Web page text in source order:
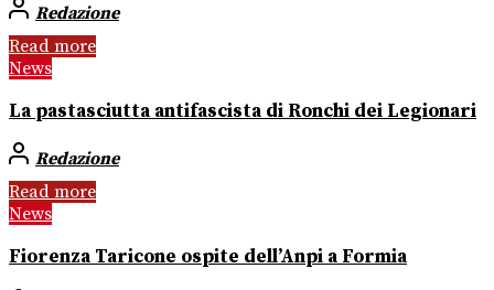
Redazione
Read more
News
La pastasciutta antifascista di Ronchi dei Legionari
Redazione
Read more
News
Fiorenza Taricone ospite dell’Anpi a Formia